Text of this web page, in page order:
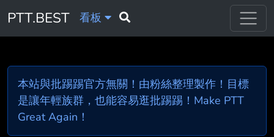
PTT.BEST 看板
本站與批踢踢官方無關！由粉絲整理製作！目標
是讓年輕族群，也能容易逛批踢踢！Make PTT
Great Again！